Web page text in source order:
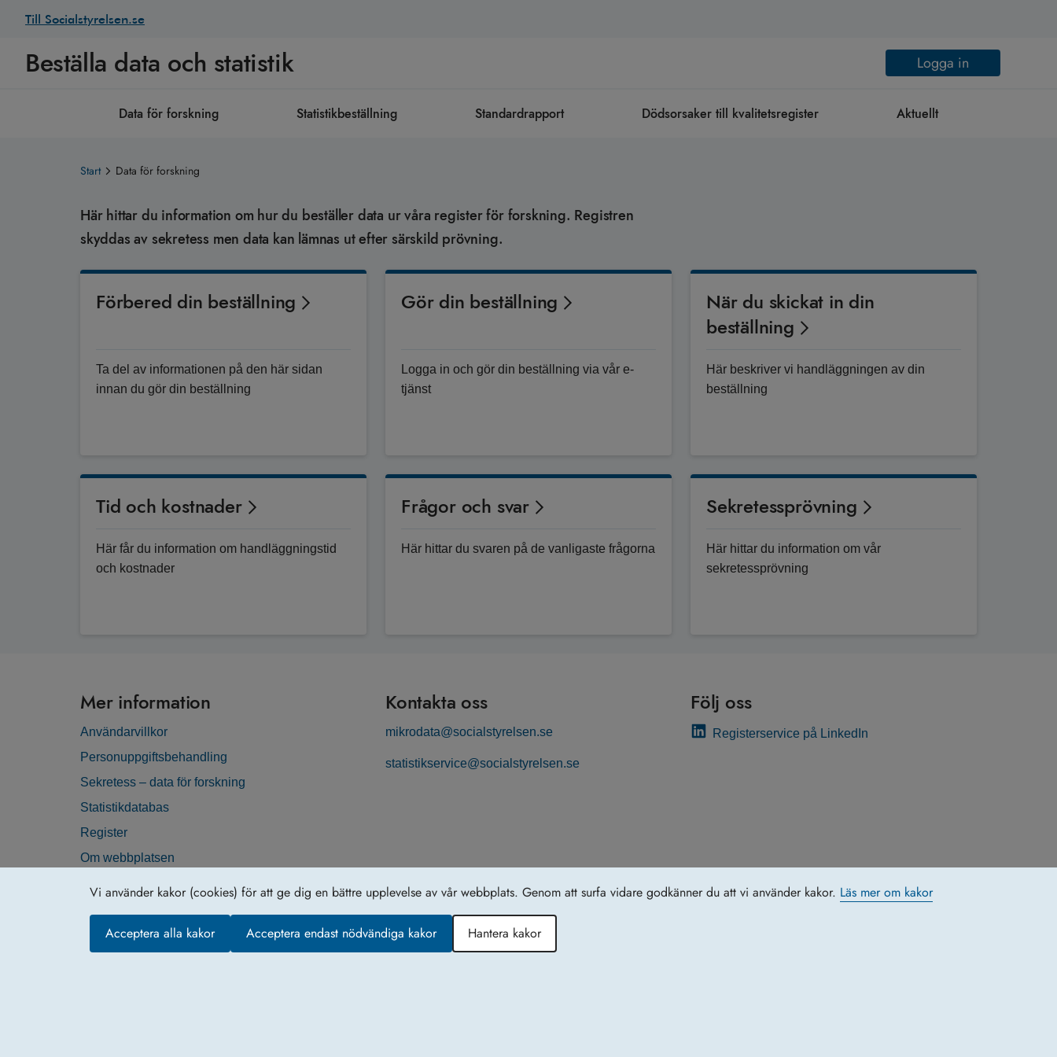
Vi använder kakor (cookies) för att ge dig en bättre upplevelse av vår webbplats. Genom att surfa vidare godkänner du att vi använder kakor. Läs mer om kakor
Acceptera alla kakor Acceptera endast nödvändiga kakor Hantera kakor
Till Socialstyrelsen.se
Beställa data och statistik Logga in
Data för forskning Statistikbeställning Standardrapport Dödsorsaker till kvalitetsregister Aktuellt
Start Data för forskning
Här hittar du information om hur du beställer data ur våra register för forskning. Registren
skyddas av sekretess men data kan lämnas ut efter särskild prövning.
Förbered din beställning
Ta del av informationen på den här sidan
innan du gör din beställning
Gör din beställning
Logga in och gör din beställning via vår e-
tjänst
När du skickat in din
beställning
Här beskriver vi handläggningen av din
beställning
Tid och kostnader
Här får du information om handläggningstid
och kostnader
Frågor och svar
Här hittar du svaren på de vanligaste frågorna
Sekretessprövning
Här hittar du information om vår
sekretessprövning
Mer information
Användarvillkor
Personuppgiftsbehandling
Sekretess – data för forskning
Statistikdatabas
Register
Om webbplatsen
Kontakta oss
mikrodata@socialstyrelsen.se
statistikservice@socialstyrelsen.se
Följ oss
Registerservice på LinkedIn